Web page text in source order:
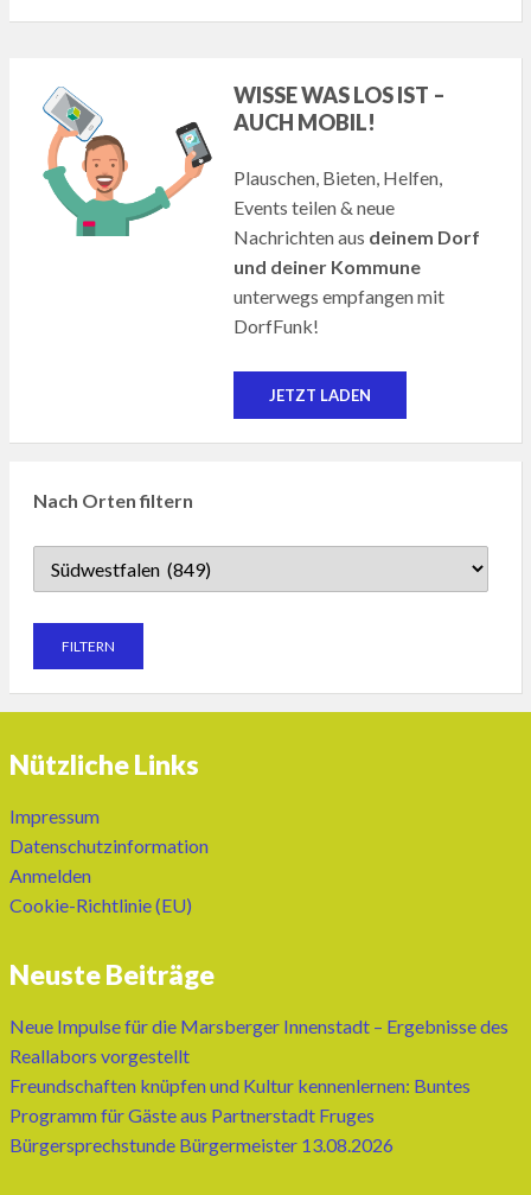
WISSE WAS LOS IST –
AUCH MOBIL!
Plauschen, Bieten, Helfen,
Events teilen & neue
Nachrichten aus deinem Dorf
und deiner Kommune
unterwegs empfangen mit
DorfFunk!
JETZT LADEN
Nach Orten filtern
Nützliche Links
Impressum
Datenschutzinformation
Anmelden
Cookie-Richtlinie (EU)
Neuste Beiträge
Neue Impulse für die Marsberger Innenstadt – Ergebnisse des
Reallabors vorgestellt
Freundschaften knüpfen und Kultur kennenlernen: Buntes
Programm für Gäste aus Partnerstadt Fruges
Bürgersprechstunde Bürgermeister 13.08.2026